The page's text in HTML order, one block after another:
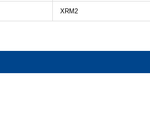
XRM2